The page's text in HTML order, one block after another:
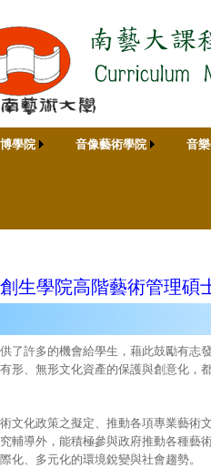
學院 音像藝術學院 音
生學院高階藝術管理碩
了許多的機會給學生，藉此鼓勵有志
形、無形文化資產的保護與創意化，
文化政策之擬定、推動各項專業藝
輔導外，能積極參與政府推動各種
、多元化的環境銳變與社會趨勢。